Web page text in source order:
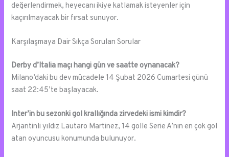
değerlendirmek, heyecanı ikiye katlamak isteyenler için
kaçırılmayacak bir fırsat sunuyor.
Karşılaşmaya Dair Sıkça Sorulan Sorular
Derby d’Italia maçı hangi gün ve saatte oynanacak?
Milano’daki bu dev mücadele 14 Şubat 2026 Cumartesi günü
saat 22:45’te başlayacak.
Inter’in bu sezonki gol krallığında zirvedeki ismi kimdir?
Arjantinli yıldız Lautaro Martinez, 14 golle Serie A’nın en çok gol
atan oyuncusu konumunda bulunuyor.